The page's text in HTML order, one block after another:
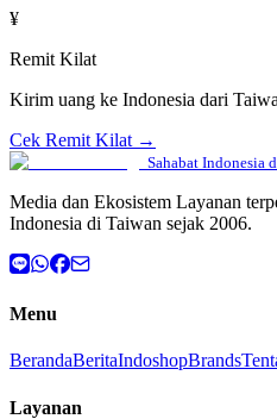
¥
Remit Kilat
Kirim uang ke Indonesia dari
Cek Remit Kilat →
Sahabat Indonesia
Media dan Ekosistem Layanan
Indonesia di Taiwan sejak 2006.
Menu
BerandaBeritaIndoshopBrands
Layanan